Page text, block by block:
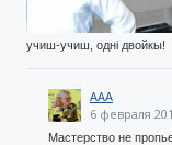
учиш-учиш, одні двойкы!
AAA
6 февраля
Мастерство не